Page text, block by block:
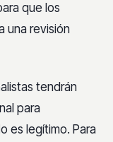
que los
una revisión
tendrán
para
es legítimo. Para